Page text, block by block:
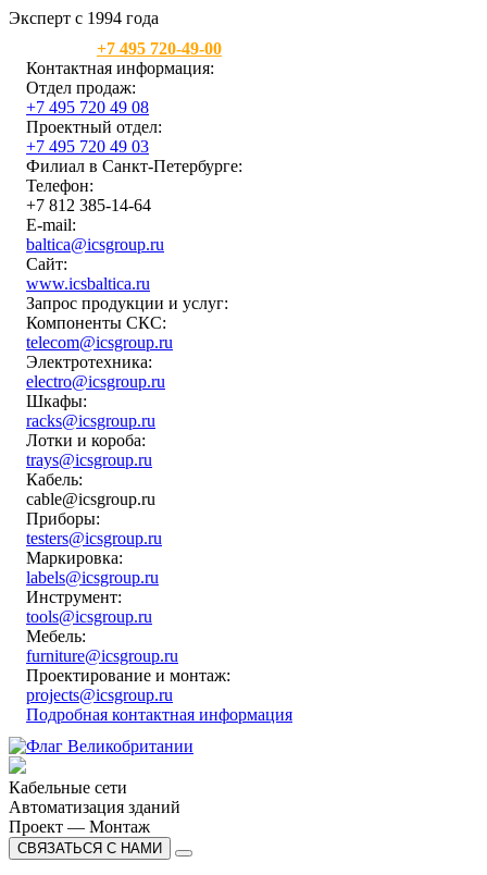
Эксперт с 1994 года
+7 495 720-49-00
Контактная информация:
Отдел продаж:
+7 495 720 49 08
Проектный отдел:
+7 495 720 49 03
Филиал в Санкт-Петербурге:
Телефон:
+7 812 385-14-64
E-mail:
baltica@icsgroup.ru
Сайт:
www.icsbaltica.ru
Запрос продукции и услуг:
Компоненты СКС:
telecom@icsgroup.ru
Электротехника:
electro@icsgroup.ru
Шкафы:
racks@icsgroup.ru
Лотки и короба:
trays@icsgroup.ru
Кабель:
cable@icsgroup.ru
Приборы:
testers@icsgroup.ru
Маркировка:
labels@icsgroup.ru
Инструмент:
tools@icsgroup.ru
Мебель:
furniture@icsgroup.ru
Проектирование и монтаж:
projects@icsgroup.ru
Подробная контактная информация
Кабельные сети
Автоматизация зданий
Проект — Монтаж
СВЯЗАТЬСЯ С НАМИ